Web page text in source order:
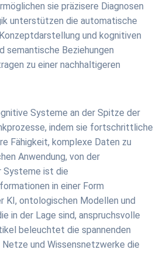
sie präzisere Diagnosen
unterstützen die automatische
und kognitiven
semantische Beziehungen
zu einer nachhaltigeren
Systeme an der Spitze der
indem sie fortschrittliche
Fähigkeit, komplexe Daten zu
Anwendung, von der
Systeme ist die
in einer Form
KI, ontologischen Modellen und
in der Lage sind, anspruchsvolle
beleuchtet die spannenden
und Wissensnetzwerke die